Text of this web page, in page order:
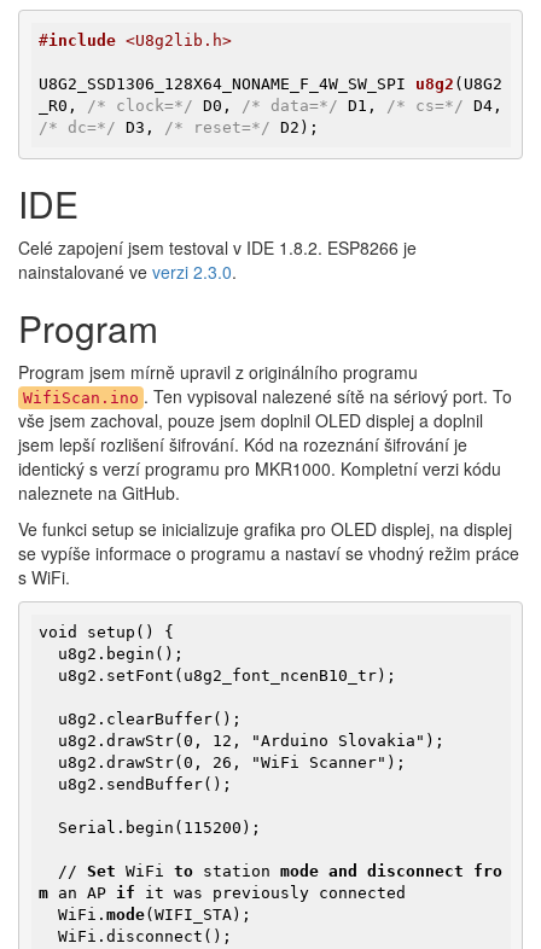
#include <U8g2lib.h>
U8G2_SSD1306_128X64_NONAME_F_4W_SW_SPI u8g2 (U8G2
_R0, /* clock=*/ D0, /* data=*/ D1, /* cs=*/
/* dc=*/ D3, /* reset=*/ D2) ;
IDE
Celé zapojení jsem testoval v IDE 1.8.2. ESP8266 je
nainstalované ve verzi 2.3.0.
Program
Program jsem mírně upravil z originálního programu
WifiScan.ino . Ten vypisoval nalezené sítě na sériový port. To
vše jsem zachoval, pouze jsem doplnil OLED displej a doplnil
jsem lepší rozlišení šifrování. Kód na rozeznání šifrování je
identický s verzí programu pro MKR1000. Kompletní verzi kódu
naleznete na GitHub.
Ve funkci setup se inicializuje grafika pro OLED displej, na displej
se vypíše informace o programu a nastaví se vhodný režim práce
s WiFi.
void setup() {
  //
Set WiFi to station mode and disconnect
fro
m an AP if it was previously connected
  WiFi.
mode(WIFI_STA);